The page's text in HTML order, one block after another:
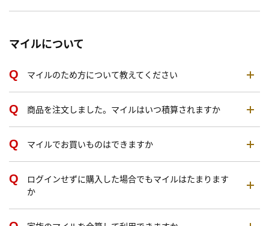
マイルについて
マイルのため方について教えてください
商品を注文しました。マイルはいつ積算されますか
マイルでお買いものはできますか
ログインせずに購入した場合でもマイルはたまります
か